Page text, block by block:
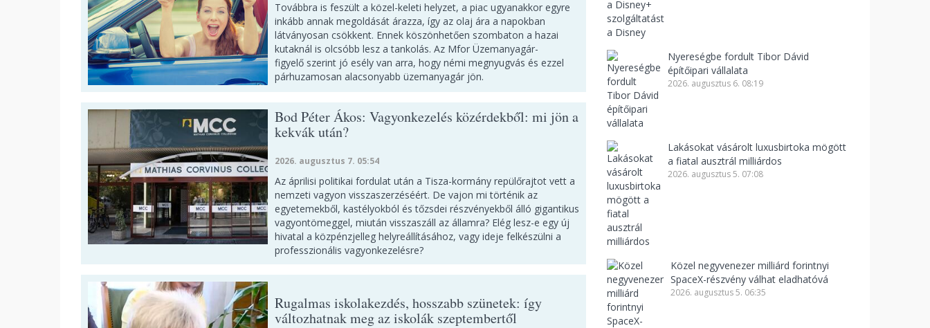
Továbbra is feszült a közel-keleti helyzet, a piac ugyanakkor egyre
inkább annak megoldását árazza, így az olaj ára a napokban
látványosan csökkent. Ennek köszönhetően szombaton a hazai
kutaknál is olcsóbb lesz a tankolás. Az Mfor Üzemanyagár-
figyelő szerint jó esély van arra, hogy némi megnyugvás és ezzel
párhuzamosan alacsonyabb üzemanyagár jön.
Bod Péter Ákos: Vagyonkezelés közérdekből: mi jön a
kekvák után?
2026. augusztus 7. 05:54
Az áprilisi politikai fordulat után a Tisza-kormány repülőrajtot vett a
nemzeti vagyon visszaszerzéséért. De vajon mi történik az
egyetemekből, kastélyokból és tőzsdei részvényekből álló gigantikus
vagyontömeggel, miután visszaszáll az államra? Elég lesz-e egy új
hivatal a közpénzjelleg helyreállításához, vagy ideje felkészülni a
professzionális vagyonkezelésre?
Rugalmas iskolakezdés, hosszabb szünetek: így
változhatnak meg az iskolák szeptembertől
Nyereségbe fordult Tibor Dávid
építőipari vállalata
2026. augusztus 6. 08:19
Lakásokat vásárolt luxusbirtoka mögött
a fiatal ausztrál milliárdos
2026. augusztus 5. 07:08
Közel negyvenezer milliárd forintnyi
SpaceX-részvény válhat eladhatóvá
2026. augusztus 5. 06:35